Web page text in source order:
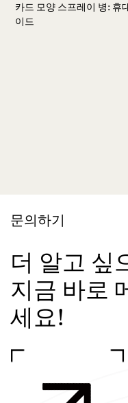
카드 모양 스프레이 병: 휴
이드
문의하기
더 알고 싶
지금 바로
세요!